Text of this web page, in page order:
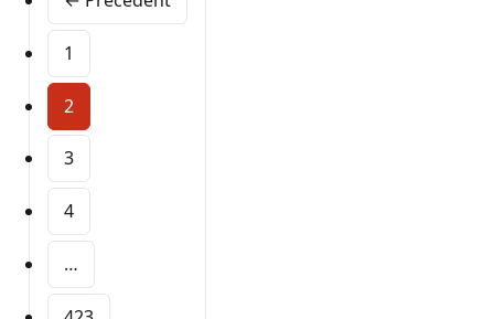
1
2
3
4
…